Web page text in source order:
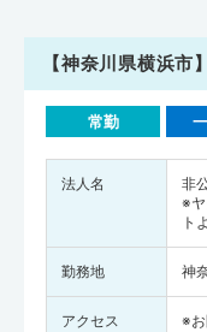
大学」の医学部キャンパ
が乗り入れており、各駅
わりや休日にはお気に入
浜市は、各エリアに総合
機関を受診しやすいです
システムJMAP』のデー
軒、病院が48軒、歯科
療養支援病院が13軒、介
施設数(人口10万人あた
【神奈川県横浜
常勤
法人名
非
※
ト
勤務地 神
アクセス ※